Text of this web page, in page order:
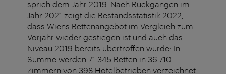
sprich dem Jahr 2019. Nach Rückgängen im
Jahr 2021 zeigt die Bestandsstatistik 2022,
dass Wiens Bettenangebot im Vergleich zum
Vorjahr wieder gestiegen ist und auch das
Niveau 2019 bereits übertroffen wurde: In
Summe werden 71.345 Betten in 36.710
Zimmern von 398 Hotelbetrieben verzeichnet.